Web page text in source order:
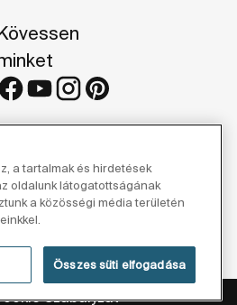
Szabályzat
a tartalmak és hirdetések
oldalunk látogatottságának
a közösségi média területén
Összes süti elfogadása